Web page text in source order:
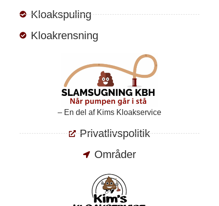
Kloakspuling
Kloakrensning
– En del af Kims Kloakservice
Privatlivspolitik
Områder